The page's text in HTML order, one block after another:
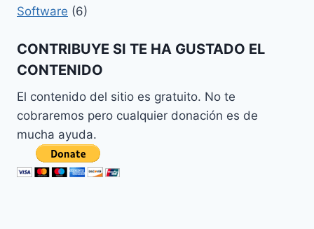
Software (6)
CONTRIBUYE SI TE HA GUSTADO EL
CONTENIDO
El contenido del sitio es gratuito. No te
cobraremos pero cualquier donación es de
mucha ayuda.